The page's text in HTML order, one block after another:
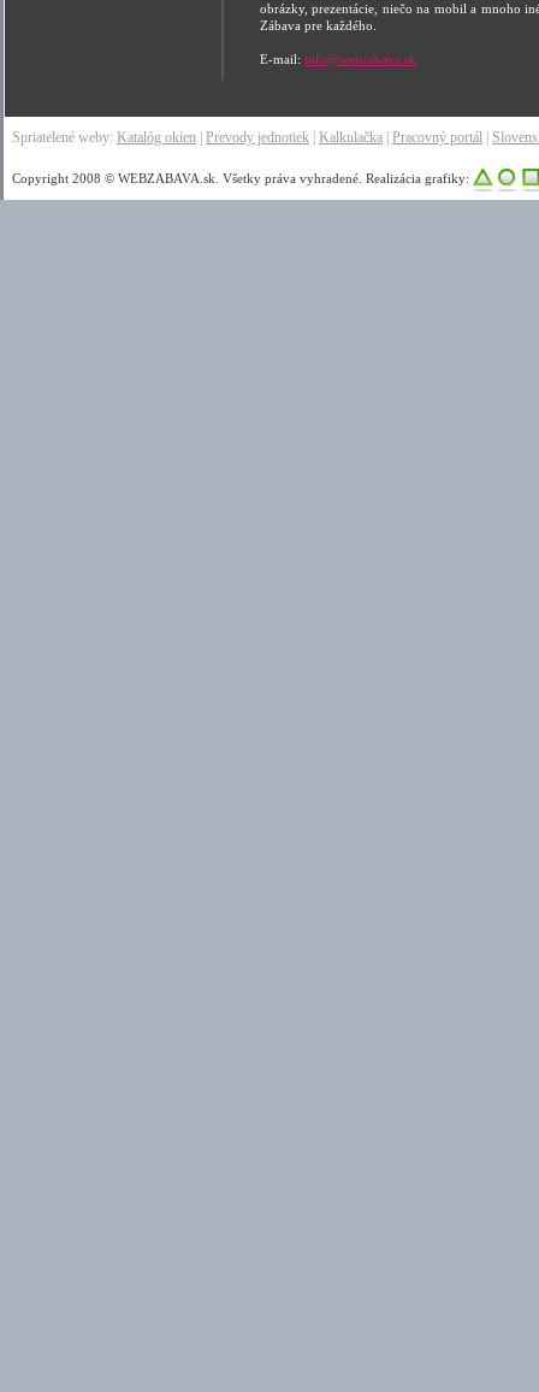
obrázky, prezentácie, niečo na mobil a mnoho
Zábava pre každého.
E-mail: info@webzabava.sk
Spriatelené weby: Katalóg okien Prevody jednotiek Kalkulačka Pracovný portál
Copyright 2008 © WEBZABAVA.sk. Všetky práva vyhradené. Realizácia grafiky: